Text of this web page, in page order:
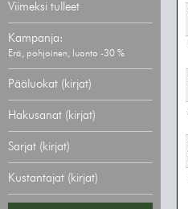
Viimeksi tulleet
Kampanja:
Erä, pohjoinen, luonto -30 %
Pääluokat (kirjat)
Hakusanat (kirjat)
Sarjat (kirjat)
Kustantajat (kirjat)